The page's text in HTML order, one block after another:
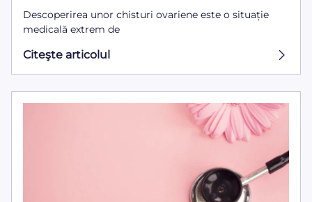
Descoperirea unor chisturi ovariene este o situație
medicală extrem de
Citeşte articolul